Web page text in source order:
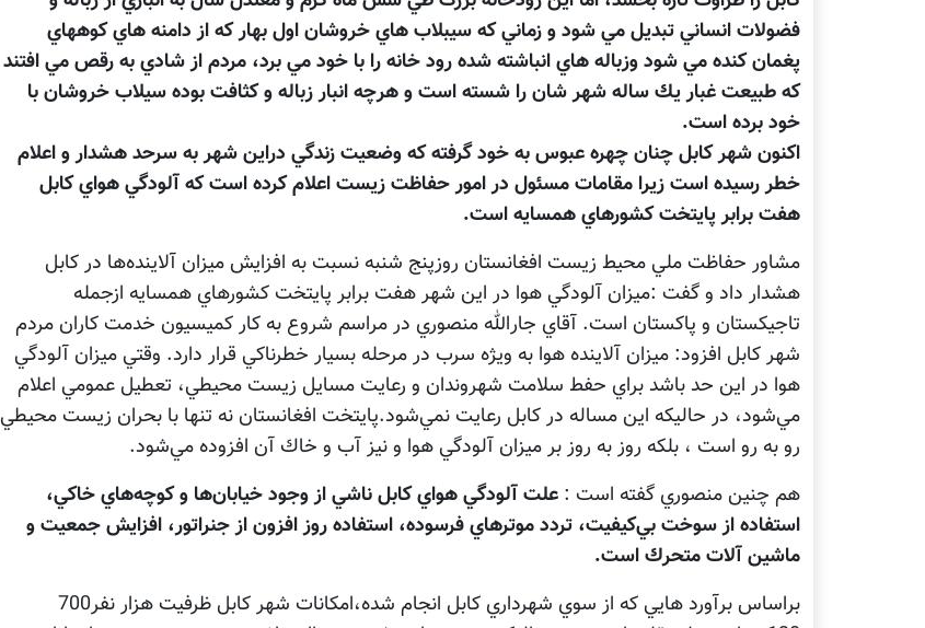
فضولات انساني تبديل مي شود و زماني كه سيبلاب هاي خروشان اول بهار كه از دامنه هاي كوههاي
پغمان كنده مي شود وزباله هاي انباشته شده رود خانه را با خود مي برد، مردم از شادي به رقص مي افتند
كه طبيعت غبار يك ساله شهر شان را شسته است و هرچه انبار زباله و كثافت بوده سيلاب خروشان با
خود برده است.
اكنون شهر كابل چنان چهره عبوس به خود گرفته كه وضعيت زندگي دراين شهر به سرحد هشدار و اعلام
خطر رسيده است زيرا مقامات مسئول در امور حفاظت زيست اعلام كرده است كه آلودگي هواي كابل
هفت برابر پايتخت كشورهاي همسايه است.
مشاور حفاظت ملي محيط زيست افغانستان روزپنج شنبه نسبت به افزايش ميزان آلاينده‌ها در كابل
هشدار داد و گفت :ميزان آلودگي هوا در اين شهر هفت برابر پايتخت كشورهاي همسايه ازجمله
تاجيكستان و پاكستان است. آقاي جارالله منصوري در مراسم شروع به كار كميسيون خدمت كاران مردم
شهر كابل افزود: ميزان آلاينده هوا به ويژه سرب در مرحله بسيار خطرناكي قرار دارد. وقتي ميزان آلودگي
هوا در اين حد باشد براي حفط سلامت شهروندان و رعايت مسايل زيست محيطي، تعطيل عمومي اعلام
مي‌شود، در حاليكه اين مساله در كابل رعايت نمي‌شود.پايتخت افغانستان نه تنها با بحران زيست محيطي
رو به رو است ، بلكه روز به روز بر ميزان آلودگي هوا و نيز آب و خاك آن افزوده مي‌شود.
هم چنين منصوري گفته است : علت آلودگي هواي كابل ناشي از وجود خيابان‌ها و كوچه‌هاي خاكي،
استفاده از سوخت بي‌كيفيت، تردد موترهاي فرسوده، استفاده روز افزون از جنراتور، افزايش جمعيت و
ماشين آلات متحرك است.
براساس برآورد هايي كه از سوي شهرداري كابل انجام شده،امكانات شهر كابل ظرفيت ‪ 700هزار نفر